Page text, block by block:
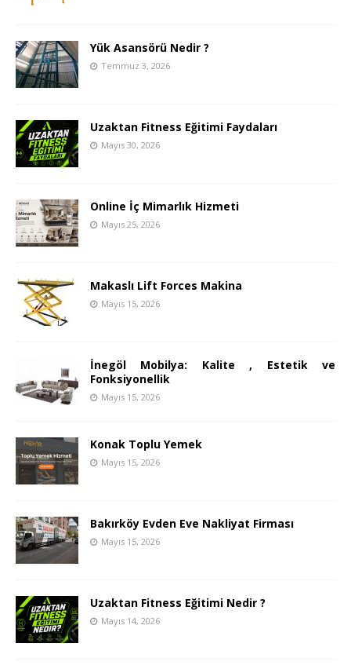
Yük Asansörü Nedir ?
Temmuz 3, 2026
Uzaktan Fitness Eğitimi Faydaları
Mayıs 30, 2026
Online İç Mimarlık Hizmeti
Mayıs 25, 2026
Makaslı Lift Forces Makina
Mayıs 15, 2026
İnegöl Mobilya: Kalite , Estetik ve
Fonksiyonellik
Mayıs 15, 2026
Konak Toplu Yemek
Mayıs 15, 2026
Bakırköy Evden Eve Nakliyat Firması
Mayıs 15, 2026
Uzaktan Fitness Eğitimi Nedir ?
Mayıs 14, 2026